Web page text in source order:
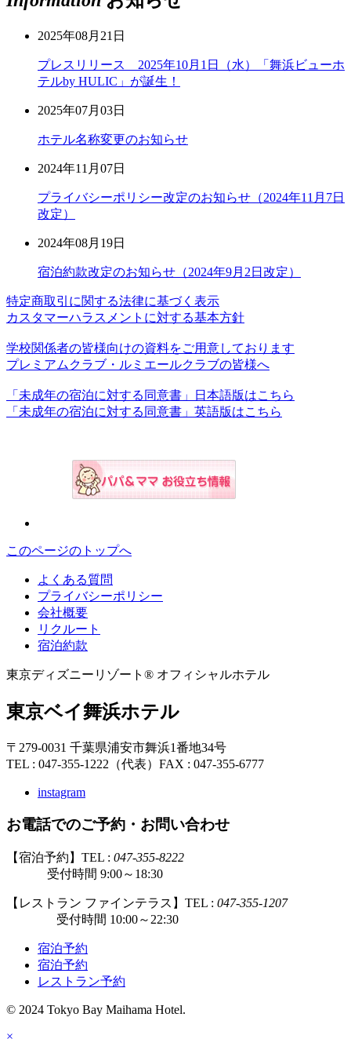
2025年08月21日
プレスリリース 2025年10月1日（水）「舞浜ビューホ
テルby HULIC」が誕生！
2025年07月03日
ホテル名称変更のお知らせ
2024年11月07日
プライバシーポリシー改定のお知らせ（2024年11月7日
改定）
2024年08月19日
宿泊約款改定のお知らせ（2024年9月2日改定）
特定商取引に関する法律に基づく表示
カスタマーハラスメントに対する基本方針
学校関係者の皆様向けの資料をご用意しております
プレミアムクラブ・ルミエールクラブの皆様へ
「未成年の宿泊に対する同意書」日本語版はこちら
「未成年の宿泊に対する同意書」英語版はこちら
このページのトップへ
よくある質問
プライバシーポリシー
会社概要
リクルート
宿泊約款
東京ディズニーリゾート® オフィシャルホテル
東京ベイ舞浜ホテル
〒279-0031 千葉県浦安市舞浜1番地34号
TEL : 047-355-1222（代表） FAX : 047-355-6777
instagram
お電話でのご予約・お問い合わせ
【宿泊予約】TEL : 047-355-8222
受付時間 9:00～18:30
【レストラン ファインテラス】TEL : 047-355-1207
受付時間 10:00～22:30
宿泊予約
宿泊予約
レストラン予約
© 2024 Tokyo Bay Maihama Hotel.
×